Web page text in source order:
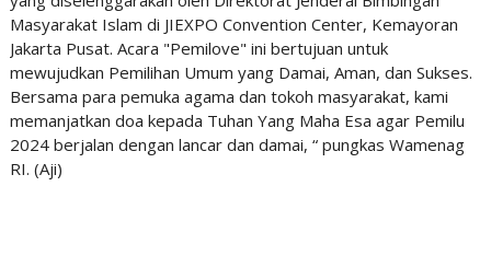
Masyarakat Islam di JIEXPO Convention Center, Kemayoran
Jakarta Pusat. Acara "Pemilove" ini bertujuan untuk
mewujudkan Pemilihan Umum yang Damai, Aman, dan Sukses.
Bersama para pemuka agama dan tokoh masyarakat, kami
memanjatkan doa kepada Tuhan Yang Maha Esa agar Pemilu
2024 berjalan dengan lancar dan damai, “ pungkas Wamenag
RI. (Aji)